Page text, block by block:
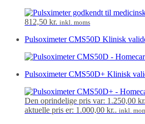
812,50 kr. inkl. moms
Pulsoximeter CMS50D Klinisk
Pulsoximeter CMS50D+ Klinisk
Den oprindelige pris var: 1.250,00
aktuelle pris er: 1.000,00 kr.. inkl.